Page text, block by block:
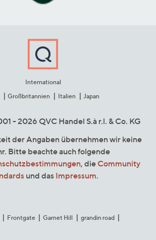
International
Großbritannien Italien Japan
- 2026 QVC Handel S.à r.l. & Co. KG
der Angaben übernehmen wir keine
Bitte beachte auch folgende
, die Community
und das Impressum.
Frontgate Garnet Hill
grandin road